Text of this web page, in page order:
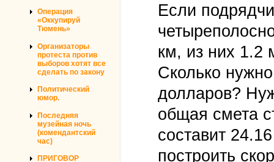
Операция
«Оккупируй
Тюмень»
Организаторы
протеста против
выборов хотят все
сделать по закону
Политический
юмор.
Последняя
музейная ночь
(комендантский
час)
ПРИГОВОР
Если
км, из них 1.2
Сколько
долларов?
общая смета
составит
построить